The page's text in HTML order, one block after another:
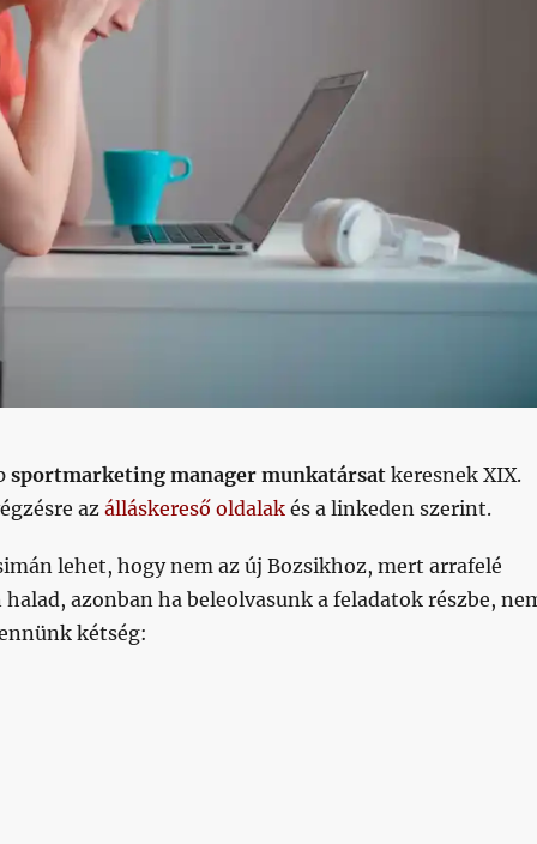
sportmarketing manager munkatársatkeresnek XIX.
az álláskereső oldalakés a linkeden szerint.
lehet, hogy nem az új Bozsikhoz, mert arrafelé
azonban ha beleolvasunk a feladatok részbe,
kétség:
eredetileg tervezett átadás után csak úgy dübörög a